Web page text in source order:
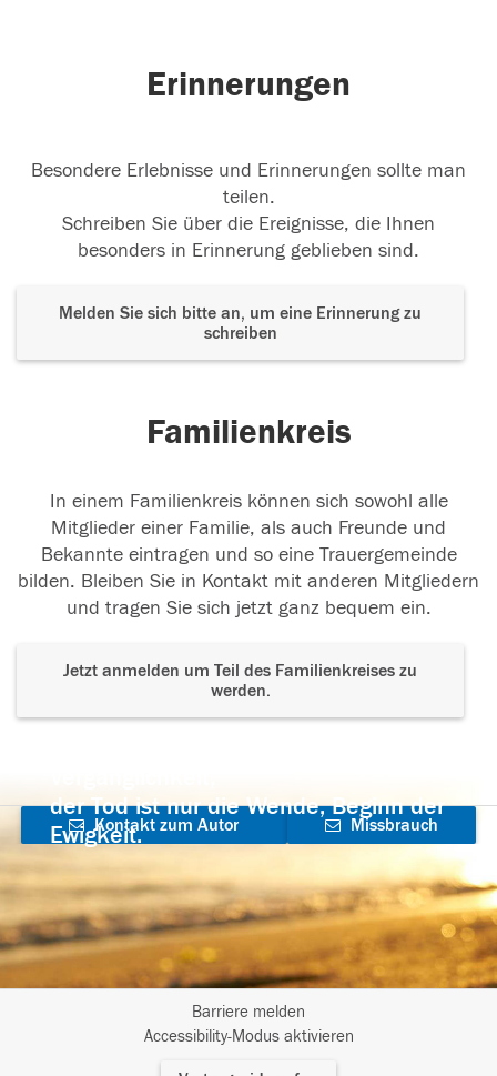
Erinnerungen
Besondere Erlebnisse und Erinnerungen sollte man
teilen.
Schreiben Sie über die Ereignisse, die Ihnen
besonders in Erinnerung geblieben sind.
Melden Sie sich bitte an, um eine Erinnerung zu
schreiben
Familienkreis
In einem Familienkreis können sich sowohl alle
Mitglieder einer Familie, als auch Freunde und
Bekannte eintragen und so eine Trauergemeinde
bilden. Bleiben Sie in Kontakt mit anderen Mitgliedern
und tragen Sie sich jetzt ganz bequem ein.
Jetzt anmelden um Teil des Familienkreises zu
werden.
der Tod ist nur die Wende, Beginn der
Ewigkeit.
Kontakt zum Autor
aufnehmen
Missbrauch
Barriere melden
Accessibility-Modus aktivieren